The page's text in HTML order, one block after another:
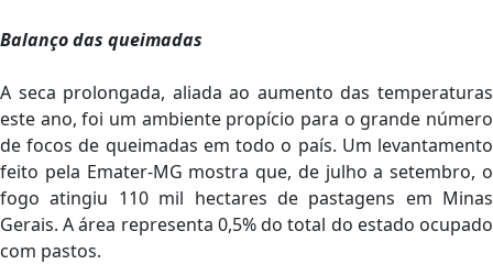
Balanço das queimadas
A seca prolongada, aliada ao aumento das temperaturas
este ano, foi um ambiente propício para o grande número
de focos de queimadas em todo o país. Um levantamento
feito pela Emater-MG mostra que, de julho a setembro, o
fogo atingiu 110 mil hectares de pastagens em Minas
Gerais. A área representa 0,5% do total do estado ocupado
com pastos.